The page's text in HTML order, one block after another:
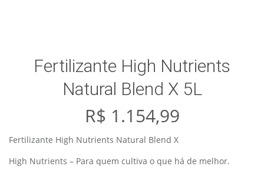
Fertilizante High Nutrients
Natural Blend X 5L
R$ 1.154,99
Fertilizante High Nutrients Natural Blend X
High Nutrients – Para quem cultiva o que há de melhor.